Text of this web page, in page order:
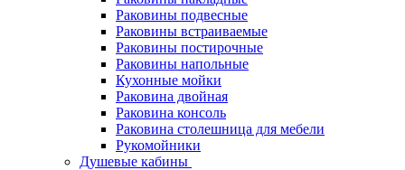
Раковины подвесные
Раковины встраиваемые
Раковины постирочные
Раковины напольные
Кухонные мойки
Раковина двойная
Раковина консоль
Раковина столешница для мебели
Рукомойники
Душевые кабины